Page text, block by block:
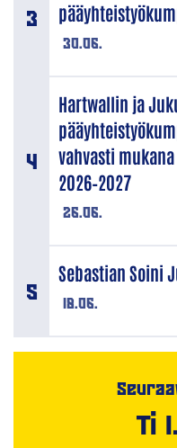
30.06.
26.06.
Hartwallin ja
vahvasti
2026–2027
18.06.
Sebastian Soini
Ti